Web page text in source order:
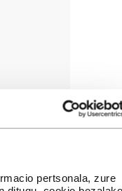
pertsonala, zure